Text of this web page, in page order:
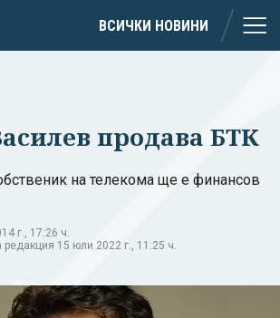
ВСИЧКИ НОВИНИ
продава БТК
на телекома ще е финансов
г., 17:26 ч.
редакция 15 юли 2022 г., 11:25 ч.